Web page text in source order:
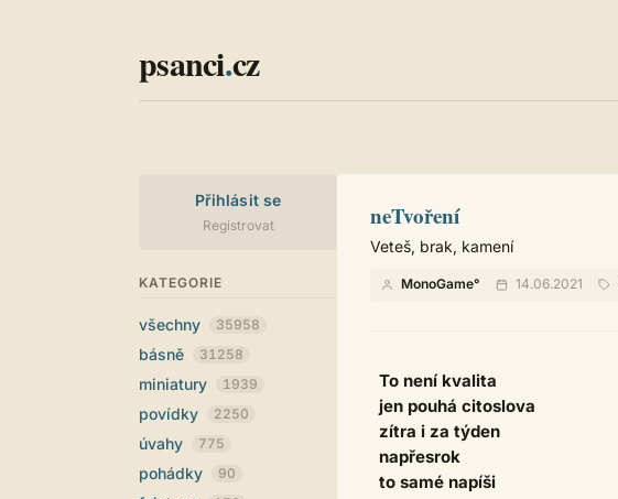
psanci.cz
Přihlásit se
Registrovat
KATEGORIE
všechny 35958
básně 31258
miniatury 1939
povídky 2250
úvahy 775
pohádky 90
neTvoření
Veteš, brak, kamení
MonoGame° 14.06.2021
To není kvalita
jen pouhá citoslova
zítra i za týden
napřesrok
to samé napíši